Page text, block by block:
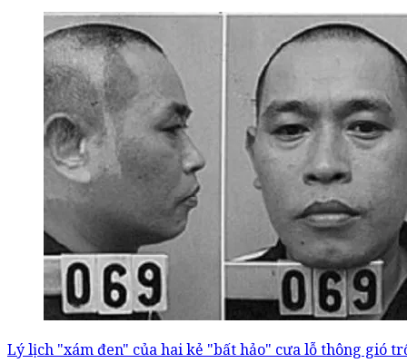
Lý lịch "xám đen" của hai kẻ "bất hảo" cưa lỗ thông gió